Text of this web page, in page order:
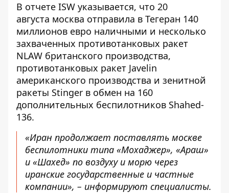
В отчете ISW указывается, что 20
августа москва отправила в Тегеран 140
миллионов евро наличными и несколько
захваченных противотанковых ракет
NLAW британского производства,
противотанковых ракет Javelin
американского производства и зенитной
ракеты Stinger в обмен на 160
дополнительных беспилотников Shahed-
136.
«Иран продолжает поставлять москве
беспилотники типа «Мохаджер», «Араш»
и «Шахед» по воздуху и морю через
иранские государственные и частные
компании», – информируют специалисты.